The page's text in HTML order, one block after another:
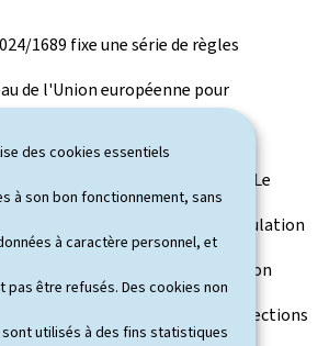
des cookies essentiels
à son bon fonctionnement, sans
à caractère personnel, et
pas être refusés. Des cookies non
utilisés à des fins statistiques
1689 fixe une série de règles
de l'Union européenne pour
visant ainsi à garantir une
fiable et centrée sur l'humain. Le
1689 assure en outre la libre circulation
artificielle au sein de l'Union
un niveau élevé de protections